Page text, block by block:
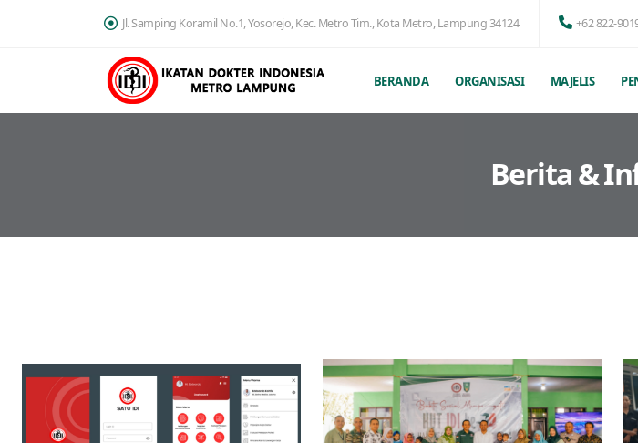
Jl. Samping Koramil No.1, Yosorejo, Kec. Metro Tim., Kota Metro, Lampung 34124 +62 822-
BERANDA ORGANISASI MAJELIS
Berita &